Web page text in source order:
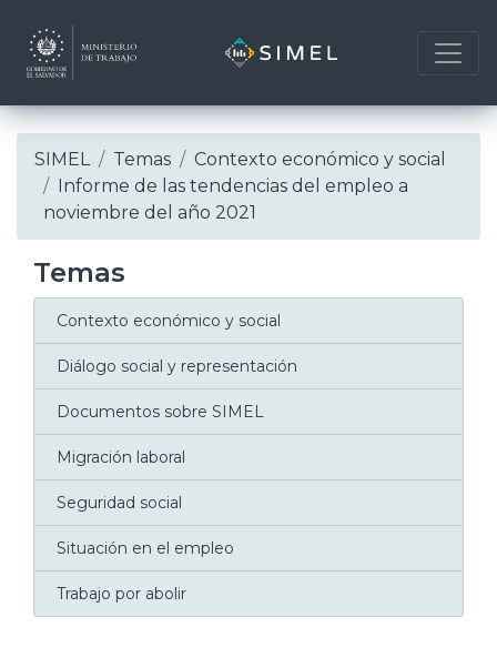
content
SIMEL Temas
Contexto económico y social
Informe de las tendencias del empleo a
noviembre del año 2021
Temas
Contexto económico y social
Diálogo social y representación
Documentos sobre SIMEL
Migración laboral
Seguridad social
Situación en el empleo
Trabajo por abolir